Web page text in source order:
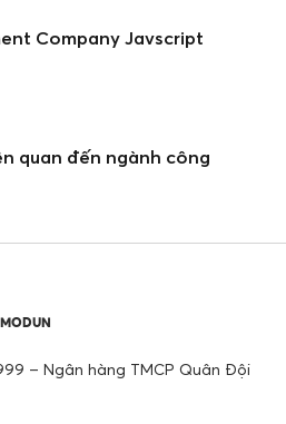
Company Javscript
quan đến ngành công
– Ngân hàng TMCP Quân Đội